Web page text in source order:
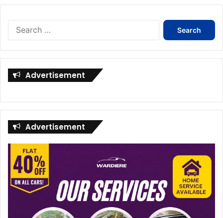
Search
for:
Advertisement
Advertisement